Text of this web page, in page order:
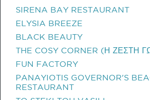
SIRENA BAY RESTAURANT
ELYSIA BREEZE
BLACK BEAUTY
THE COSY CORNER (Η ΖΕΣΤΗ
FUN FACTORY
PANAYIOTIS GOVERNOR'S
RESTAURANT